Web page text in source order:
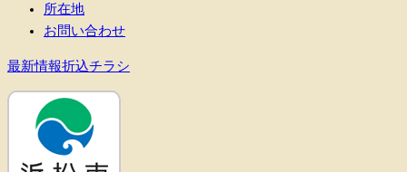
所在地
お問い合わせ
最新情報折込チラシ